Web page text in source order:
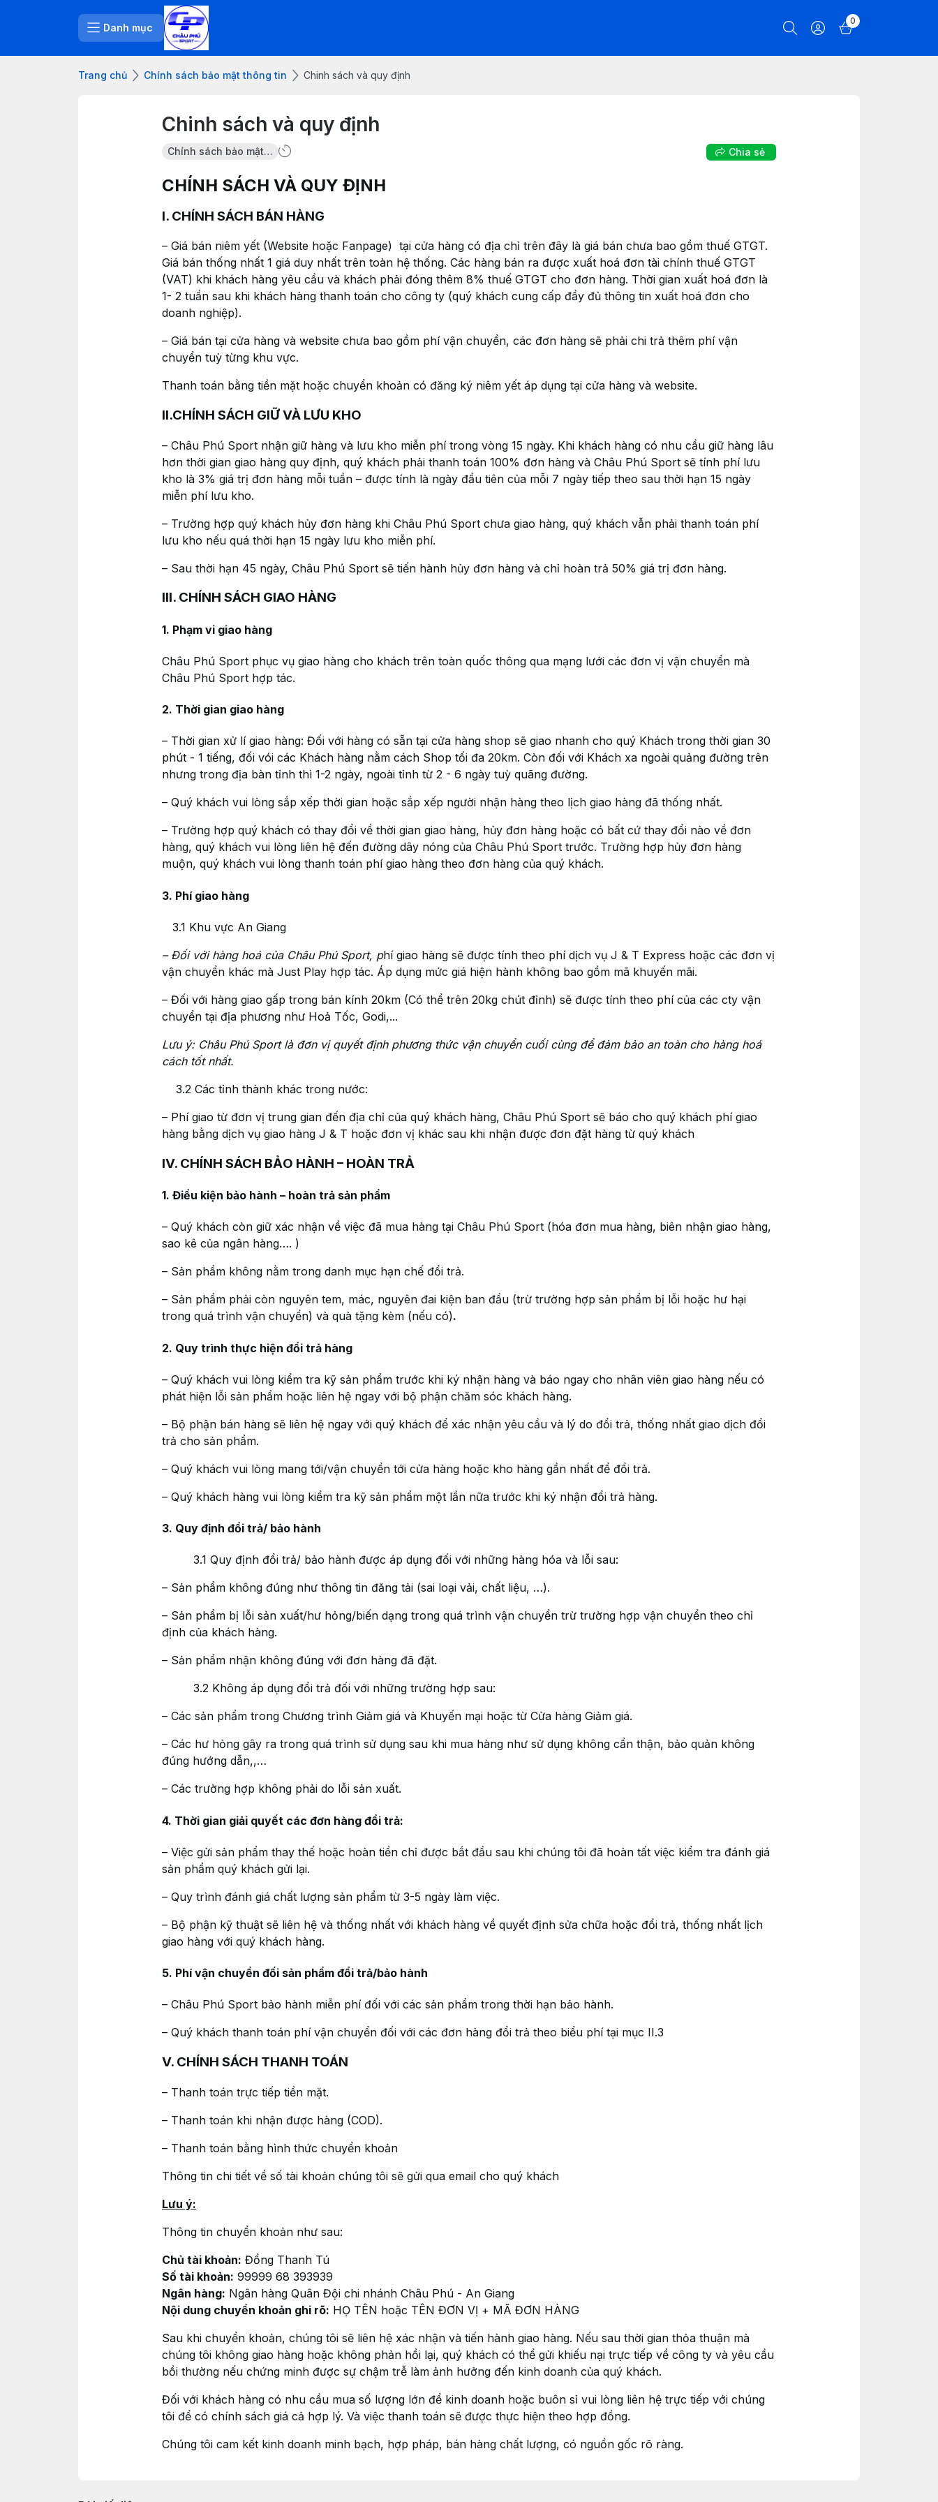
Danh mục
0
Trang chủ Chính sách bảo mật thông tin Chinh sách và quy định
Chinh sách và quy định
Chính sách bảo mật thông tin Chia sẻ
CHÍNH SÁCH VÀ QUY ĐỊNH
I. CHÍNH SÁCH BÁN HÀNG
– Giá bán niêm yết (Website hoặc Fanpage) tại cửa hàng có địa chỉ trên đây là giá bán chưa bao gồm thuế GTGT.
Giá bán thống nhất 1 giá duy nhất trên toàn hệ thống. Các hàng bán ra được xuất hoá đơn tài chính thuế GTGT
(VAT) khi khách hàng yêu cầu và khách phải đóng thêm 8% thuế GTGT cho đơn hàng. Thời gian xuất hoá đơn là
1- 2 tuần sau khi khách hàng thanh toán cho công ty (quý khách cung cấp đầy đủ thông tin xuất hoá đơn cho
doanh nghiệp).
– Giá bán tại cửa hàng và website chưa bao gồm phí vận chuyển, các đơn hàng sẽ phải chi trả thêm phí vận
chuyển tuỳ từng khu vực.
Thanh toán bằng tiền mặt hoặc chuyển khoản có đăng ký niêm yết áp dụng tại cửa hàng và website.
II.CHÍNH SÁCH GIỮ VÀ LƯU KHO
– Châu Phú Sport nhận giữ hàng và lưu kho miễn phí trong vòng 15 ngày. Khi khách hàng có nhu cầu giữ hàng lâu
hơn thời gian giao hàng quy định, quý khách phải thanh toán 100% đơn hàng và Châu Phú Sport sẽ tính phí lưu
kho là 3% giá trị đơn hàng mỗi tuần – được tính là ngày đầu tiên của mỗi 7 ngày tiếp theo sau thời hạn 15 ngày
miễn phí lưu kho.
– Trường hợp quý khách hủy đơn hàng khi Châu Phú Sport chưa giao hàng, quý khách vẫn phải thanh toán phí
lưu kho nếu quá thời hạn 15 ngày lưu kho miễn phí.
– Sau thời hạn 45 ngày, Châu Phú Sport sẽ tiến hành hủy đơn hàng và chỉ hoàn trả 50% giá trị đơn hàng.
III. CHÍNH SÁCH GIAO HÀNG
1. Phạm vi giao hàng
Châu Phú Sport phục vụ giao hàng cho khách trên toàn quốc thông qua mạng lưới các đơn vị vận chuyển mà
Châu Phú Sport hợp tác.
2. Thời gian giao hàng
– Thời gian xử lí giao hàng: Đối với hàng có sẵn tại cửa hàng shop sẽ giao nhanh cho quý Khách trong thời gian 30
phút - 1 tiếng, đối vói các Khách hàng nằm cách Shop tối đa 20km. Còn đối với Khách xa ngoài quảng đường trên
nhưng trong địa bàn tỉnh thì 1-2 ngày, ngoài tỉnh từ 2 - 6 ngày tuỳ quãng đường.
– Quý khách vui lòng sắp xếp thời gian hoặc sắp xếp người nhận hàng theo lịch giao hàng đã thống nhất.
– Trường hợp quý khách có thay đổi về thời gian giao hàng, hủy đơn hàng hoặc có bất cứ thay đổi nào về đơn
hàng, quý khách vui lòng liên hệ đến đường dây nóng của Châu Phú Sport trước. Trường hợp hủy đơn hàng
muộn, quý khách vui lòng thanh toán phí giao hàng theo đơn hàng của quý khách.
3. Phí giao hàng
3.1 Khu vực An Giang
– Đối với hàng hoá của Châu Phú Sport, phí giao hàng sẽ được tính theo phí dịch vụ J & T Express hoặc các đơn vị
vận chuyển khác mà Just Play hợp tác. Áp dụng mức giá hiện hành không bao gồm mã khuyến mãi.
– Đối với hàng giao gấp trong bán kính 20km (Có thể trên 20kg chút đỉnh) sẽ được tính theo phí của các cty vận
chuyển tại địa phương như Hoả Tốc, Godi,...
Lưu ý: Châu Phú Sport là đơn vị quyết định phương thức vận chuyển cuối cùng để đảm bảo an toàn cho hàng hoá
cách tốt nhất.
3.2 Các tỉnh thành khác trong nước:
– Phí giao từ đơn vị trung gian đến địa chỉ của quý khách hàng, Châu Phú Sport sẽ báo cho quý khách phí giao
hàng bằng dịch vụ giao hàng J & T hoặc đơn vị khác sau khi nhận được đơn đặt hàng từ quý khách
IV. CHÍNH SÁCH BẢO HÀNH – HOÀN TRẢ
1. Điều kiện bảo hành – hoàn trả sản phẩm
– Quý khách còn giữ xác nhận về việc đã mua hàng tại Châu Phú Sport (hóa đơn mua hàng, biên nhận giao hàng,
sao kê của ngân hàng…. )
– Sản phẩm không nằm trong danh mục hạn chế đổi trả.
– Sản phẩm phải còn nguyên tem, mác, nguyên đai kiện ban đầu (trừ trường hợp sản phẩm bị lỗi hoặc hư hại
trong quá trình vận chuyển) và quà tặng kèm (nếu có).
2. Quy trình thực hiện đổi trả hàng
– Quý khách vui lòng kiểm tra kỹ sản phẩm trước khi ký nhận hàng và báo ngay cho nhân viên giao hàng nếu có
phát hiện lỗi sản phẩm hoặc liên hệ ngay với bộ phận chăm sóc khách hàng.
– Bộ phận bán hàng sẽ liên hệ ngay với quý khách để xác nhận yêu cầu và lý do đổi trả, thống nhất giao dịch đổi
trả cho sản phẩm.
– Quý khách vui lòng mang tới/vận chuyển tới cửa hàng hoặc kho hàng gần nhất để đổi trả.
– Quý khách hàng vui lòng kiểm tra kỹ sản phẩm một lần nữa trước khi ký nhận đổi trả hàng.
3. Quy định đổi trả/ bảo hành
3.1 Quy định đổi trả/ bảo hành được áp dụng đối với những hàng hóa và lỗi sau:
– Sản phẩm không đúng như thông tin đăng tải (sai loại vải, chất liệu, …).
– Sản phẩm bị lỗi sản xuất/hư hỏng/biến dạng trong quá trình vận chuyển trừ trường hợp vận chuyển theo chỉ
định của khách hàng.
– Sản phẩm nhận không đúng với đơn hàng đã đặt.
3.2 Không áp dụng đổi trả đối với những trường hợp sau:
– Các sản phẩm trong Chương trình Giảm giá và Khuyến mại hoặc từ Cửa hàng Giảm giá.
– Các hư hỏng gây ra trong quá trình sử dụng sau khi mua hàng như sử dụng không cẩn thận, bảo quản không
đúng hướng dẫn,,…
– Các trường hợp không phải do lỗi sản xuất.
4. Thời gian giải quyết các đơn hàng đổi trả:
– Việc gửi sản phẩm thay thế hoặc hoàn tiền chỉ được bắt đầu sau khi chúng tôi đã hoàn tất việc kiểm tra đánh giá
sản phẩm quý khách gửi lại.
– Quy trình đánh giá chất lượng sản phẩm từ 3-5 ngày làm việc.
– Bộ phận kỹ thuật sẽ liên hệ và thống nhất với khách hàng về quyết định sửa chữa hoặc đổi trả, thống nhất lịch
giao hàng với quý khách hàng.
5. Phí vận chuyển đối sản phẩm đổi trả/bảo hành
– Châu Phú Sport bảo hành miễn phí đối với các sản phẩm trong thời hạn bảo hành.
– Quý khách thanh toán phí vận chuyển đối với các đơn hàng đổi trả theo biểu phí tại mục II.3
V. CHÍNH SÁCH THANH TOÁN
– Thanh toán trực tiếp tiền mặt.
– Thanh toán khi nhận được hàng (COD).
– Thanh toán bằng hình thức chuyển khoản
Thông tin chi tiết về số tài khoản chúng tôi sẽ gửi qua email cho quý khách
Lưu ý:
Thông tin chuyển khoản như sau:
Chủ tài khoản: Đổng Thanh Tú
Số tài khoản: 99999 68 393939
Ngân hàng: Ngân hàng Quân Đội chi nhánh Châu Phú - An Giang
Nội dung chuyển khoản ghi rõ: HỌ TÊN hoặc TÊN ĐƠN VỊ + MÃ ĐƠN HÀNG
Sau khi chuyển khoản, chúng tôi sẽ liên hệ xác nhận và tiến hành giao hàng. Nếu sau thời gian thỏa thuận mà
chúng tôi không giao hàng hoặc không phản hồi lại, quý khách có thể gửi khiếu nại trực tiếp về công ty và yêu cầu
bồi thường nếu chứng minh được sự chậm trễ làm ảnh hưởng đến kinh doanh của quý khách.
Đối với khách hàng có nhu cầu mua số lượng lớn để kinh doanh hoặc buôn sỉ vui lòng liên hệ trực tiếp với chúng
tôi để có chính sách giá cả hợp lý. Và việc thanh toán sẽ được thực hiện theo hợp đồng.
Chúng tôi cam kết kinh doanh minh bạch, hợp pháp, bán hàng chất lượng, có nguồn gốc rõ ràng.